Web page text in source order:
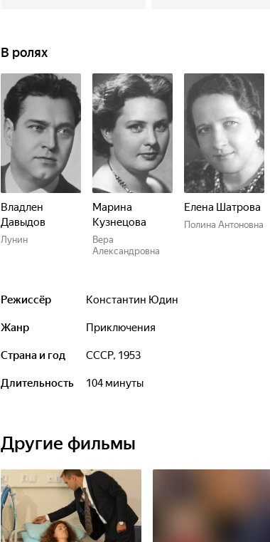
В ролях
Владлен
Давыдов
Лунин
Марина
Кузнецова
Вера
Александровна
Елена Шатрова
Полина Антоновна
Режиссёр Константин Юдин
Жанр приключения
Страна и год СССР, 1953
Длительность 104 минуты
Другие фильмы